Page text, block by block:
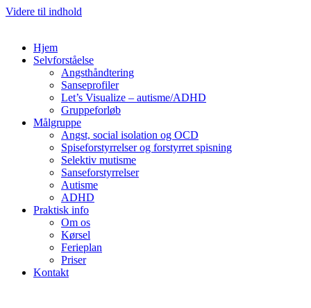
Videre til indhold
Hjem
Selvforståelse
Angsthåndtering
Sanseprofiler
Let’s Visualize – autisme/ADHD
Gruppeforløb
Målgruppe
Angst, social isolation og OCD
Spiseforstyrrelser og forstyrret spisning
Selektiv mutisme
Sanseforstyrrelser
Autisme
ADHD
Praktisk info
Om os
Kørsel
Ferieplan
Priser
Kontakt